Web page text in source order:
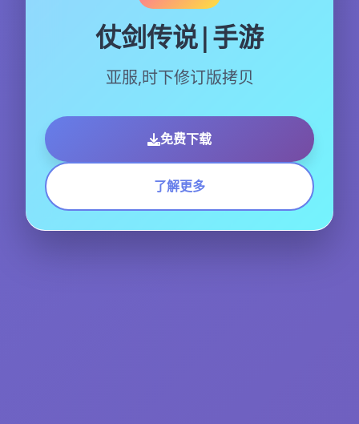
仗剑传说|手游
亚服,时下修订版拷贝
免费下载
了解更多